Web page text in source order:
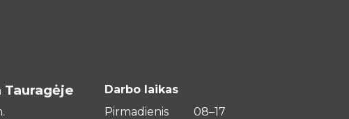
Tauragėje
Darbo laikas
Pirmadienis
08–17